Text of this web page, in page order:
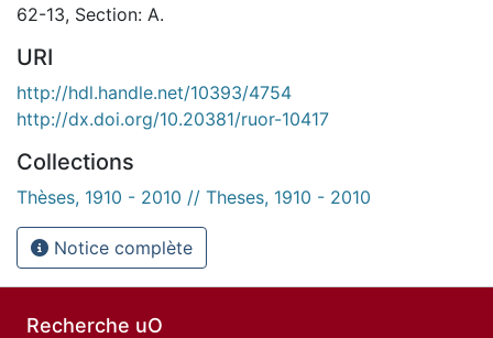
62-13, Section: A.
URI
http://hdl.handle.net/10393/4754
http://dx.doi.org/10.20381/ruor-10417
Collections
Thèses, 1910 - 2010 // Theses, 1910 - 2010
Notice complète
Recherche uO